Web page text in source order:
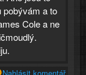
pobývám a to
Cole a ne